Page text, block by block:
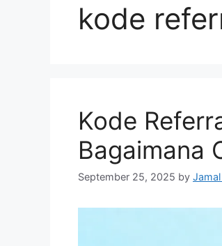
kode
Kode
Bagaimana
September 25, 2025 by